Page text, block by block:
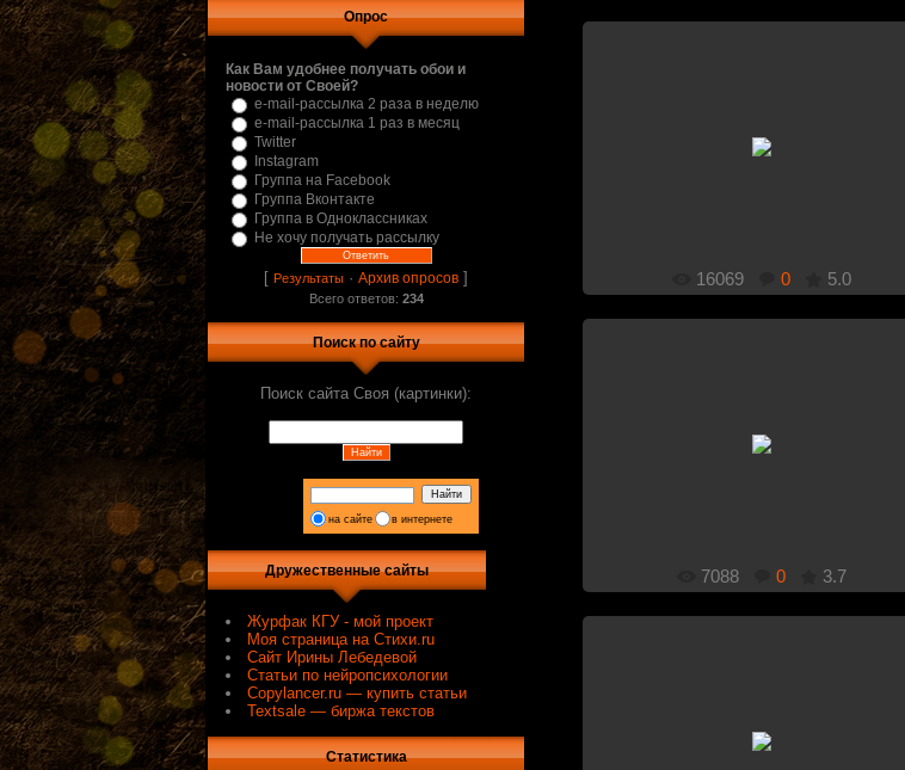
Опрос
Как Вам удобнее получать обои и
новости от Своей?
e-mail-рассылка 2 раза в неделю
e-mail-рассылка 1 раз в месяц
Twitter
Instagram
Группа на Facebook
Группа Вконтакте
Группа в Одноклассниках
Не хочу получать рассылку
[ Результаты · Архив опросов ]
Всего ответов: 234
Поиск по сайту
Поиск сайта Своя (картинки):
на сайте в интернете
Дружественные сайты
Журфак КГУ - мой проект
Моя страница на Стихи.ru
Сайт Ирины Лебедевой
Статьи по нейропсихологии
Сopylancer.ru — купить статьи
Textsale — биржа текстов
Статистика
16069 0 5.0
7088 0 3.7